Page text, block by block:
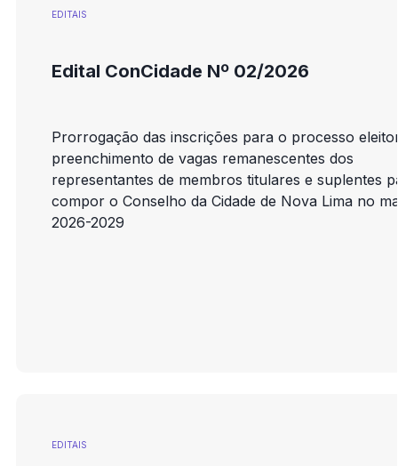
EDITAIS
Edital ConCidade Nº 02/2026
Prorrogação das inscrições para o processo
preenchimento de vagas remanescentes dos
representantes de membros titulares e suplentes
compor o Conselho da Cidade de Nova Lima no
2026-2029
EDITAIS